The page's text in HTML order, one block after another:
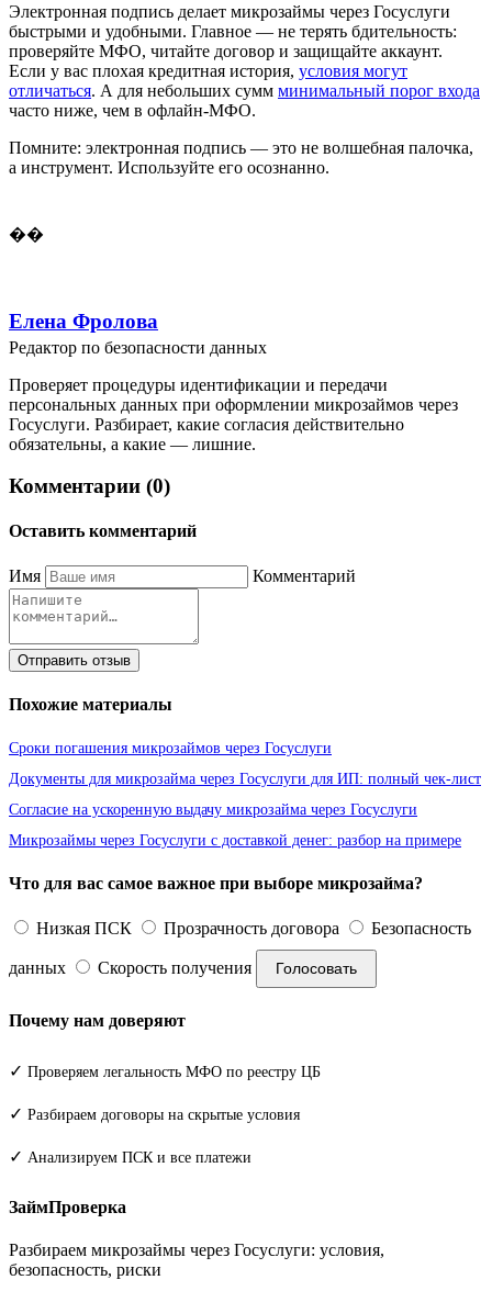
Электронная подпись делает микрозаймы через Госуслуги
быстрыми и удобными. Главное — не терять бдительность:
проверяйте МФО, читайте договор и защищайте аккаунт.
Если у вас плохая кредитная история, условия могут
отличаться. А для небольших сумм минимальный порог входа
часто ниже, чем в офлайн-МФО.
Помните: электронная подпись — это не волшебная палочка,
а инструмент. Используйте его осознанно.
��
Елена Фролова
Редактор по безопасности данных
Проверяет процедуры идентификации и передачи
персональных данных при оформлении микрозаймов через
Госуслуги. Разбирает, какие согласия действительно
обязательны, а какие — лишние.
Комментарии (0)
Оставить комментарий
Имя Комментарий
Отправить отзыв
Похожие материалы
Сроки погашения микрозаймов через Госуслуги
Документы для микрозайма через Госуслуги для ИП: полный чек-лист
Согласие на ускоренную выдачу микрозайма через Госуслуги
Микрозаймы через Госуслуги с доставкой денег: разбор на примере
Что для вас самое важное при выборе микрозайма?
Низкая ПСК Прозрачность договора Безопасность
данных Скорость получения Голосовать
Почему нам доверяют
✓ Проверяем легальность МФО по реестру ЦБ
✓ Разбираем договоры на скрытые условия
✓ Анализируем ПСК и все платежи
ЗаймПроверка
Разбираем микрозаймы через Госуслуги: условия,
безопасность, риски